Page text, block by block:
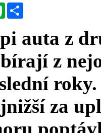
Evernote
auta z
z
za